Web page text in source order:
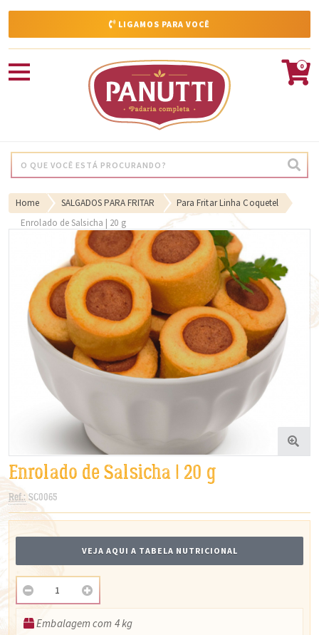
LIGAMOS PARA VOCÊ
0
Home SALGADOS PARA FRITAR
Para Fritar Linha Coquetel
Enrolado de Salsicha | 20 g
Enrolado de Salsicha | 20 g
Ref.: SC0065
VEJA AQUI A TABELA NUTRICIONAL
Embalagem com 4 kg